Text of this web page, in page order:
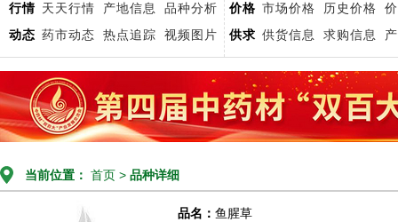
行情 天天行情 产地信息
品种分析
动态 药市动态 热点追踪 视频图片
价格 市场价格 历史价格
供求 供货信息 求购信息
当前位置： 首页 > 品种详细
品名： 鱼腥草